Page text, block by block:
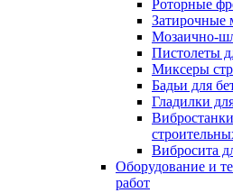
Роторные
Мозаично-
Пистолеты
Миксеры
Бадьи для
Гладилки
Вибросита
Оборудование и
работ